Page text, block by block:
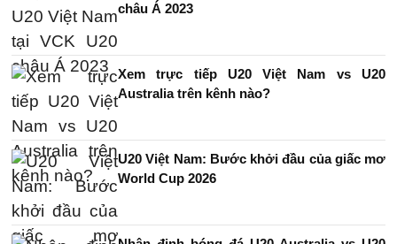
châu Á 2023
Xem trực tiếp U20 Việt Nam vs U20
Australia trên kênh nào?
U20 Việt Nam: Bước khởi đầu của giấc mơ
World Cup 2026